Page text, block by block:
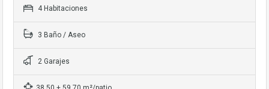
4 Habitaciones
3 Baño / Aseo
2 Garajes